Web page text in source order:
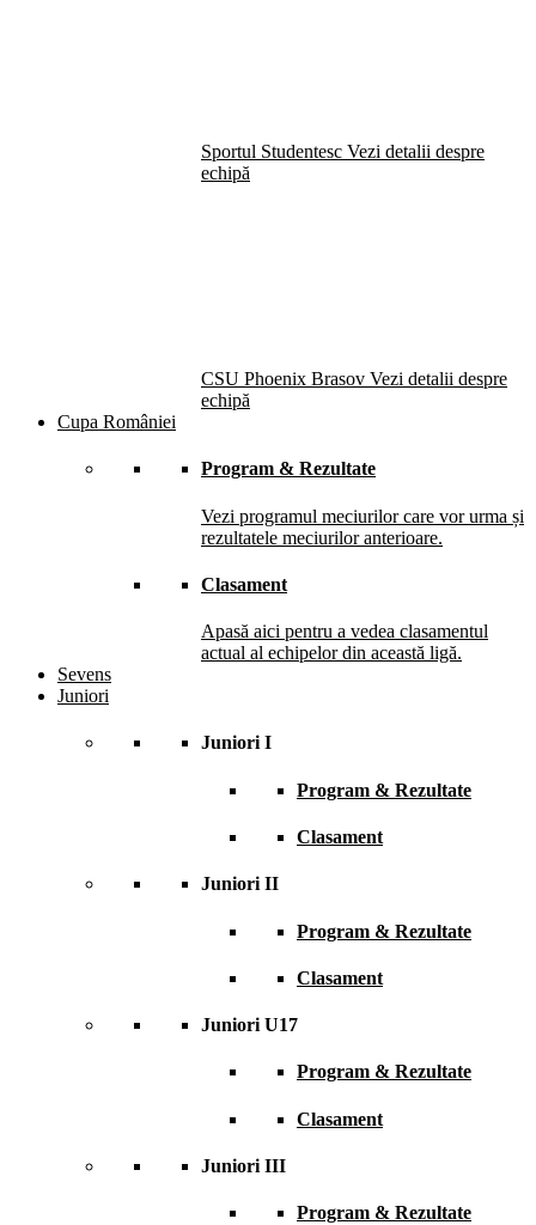
Sportul Studentesc Vezi detalii despre
echipă
CSU Phoenix Brasov Vezi detalii despre
echipă
Cupa României
Program & Rezultate
Vezi programul meciurilor care vor urma și
rezultatele meciurilor anterioare.
Clasament
Apasă aici pentru a vedea clasamentul
actual al echipelor din această ligă.
Sevens
Juniori
Juniori I
Program & Rezultate
Clasament
Juniori II
Program & Rezultate
Clasament
Juniori U17
Program & Rezultate
Clasament
Juniori III
Program & Rezultate